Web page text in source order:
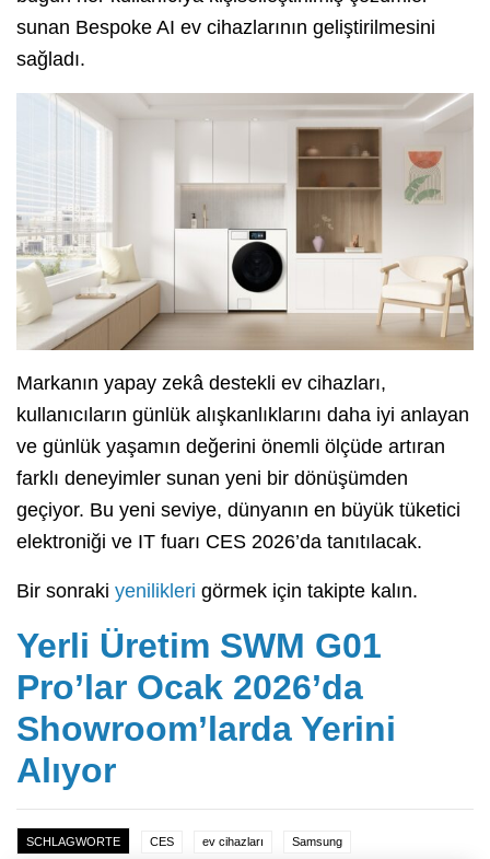
sunan Bespoke AI ev cihazlarının geliştirilmesini
sağladı.
Markanın yapay zekâ destekli ev cihazları,
kullanıcıların günlük alışkanlıklarını daha iyi anlayan
ve günlük yaşamın değerini önemli ölçüde artıran
farklı deneyimler sunan yeni bir dönüşümden
geçiyor. Bu yeni seviye, dünyanın en büyük tüketici
elektroniği ve IT fuarı CES 2026’da tanıtılacak.
Bir sonraki yenilikleri görmek için takipte kalın.
Yerli Üretim SWM G01
Pro’lar Ocak 2026’da
Showroom’larda Yerini
Alıyor
SCHLAGWORTE CES ev cihazları Samsung